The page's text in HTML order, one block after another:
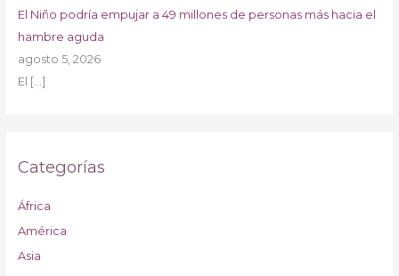
El Niño podría empujar a 49 millones de personas más hacia el
hambre aguda
agosto 5, 2026
El […]
Categorías
África
América
Asia